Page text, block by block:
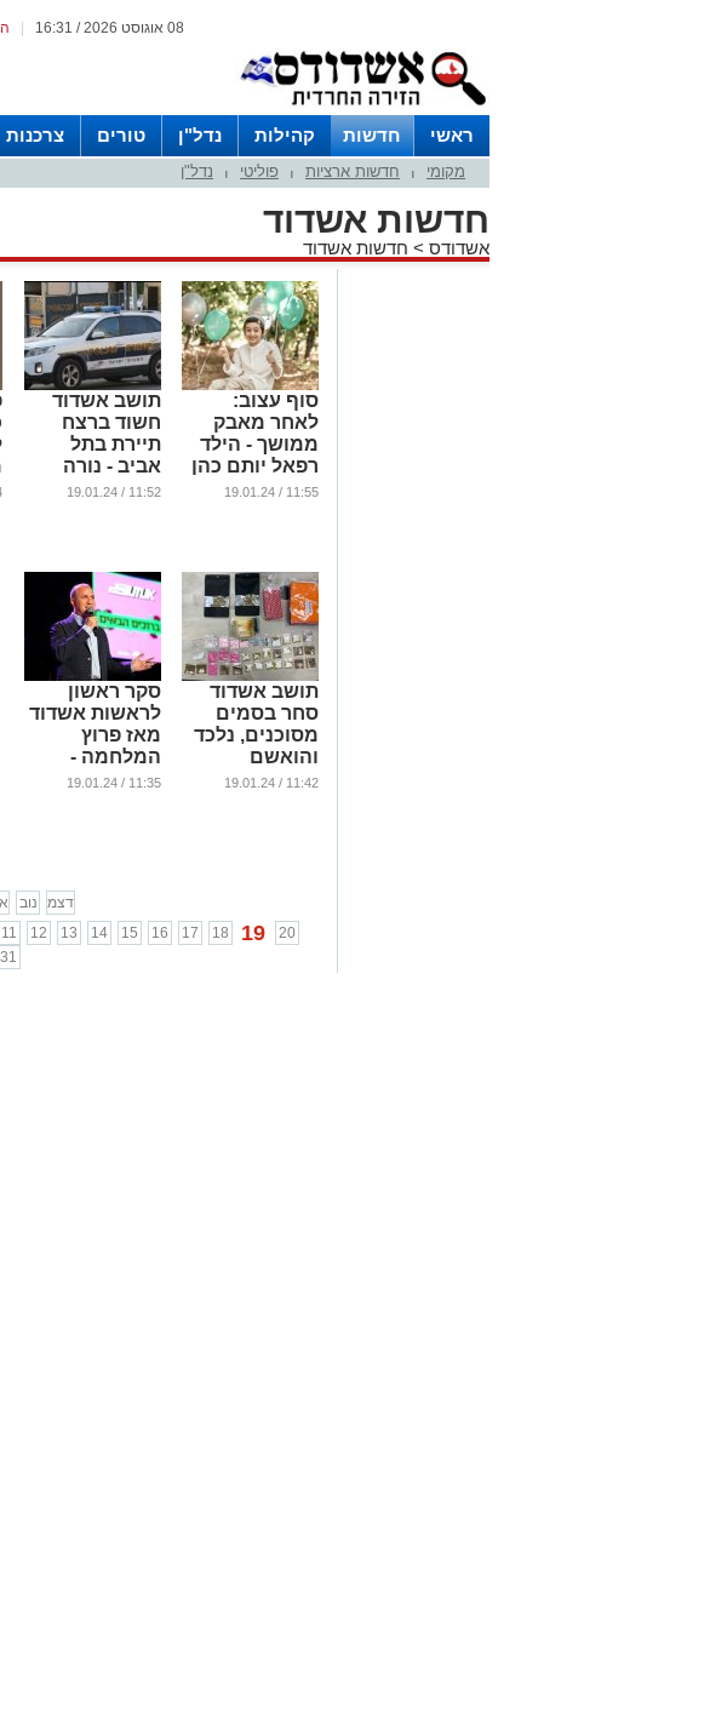
08 אוגוסט 2026 / 16:31
ראשי חדשות קהילות נדל"ן טורים צרכנות
מקומי חדשות ארציות פוליטי נדל"ן
חדשות אשדוד
אשדודס > חדשות אשדוד
סוף עצוב:
לאחר מאבק
ממושך - הילד
רפאל יותם כהן
בן 10 הלך
11:55 / 19.01.24
תושב אשדוד
חשוד ברצח
תיירת בתל
אביב - נורה
ונעצר בירושלים
11:52 / 19.01.24
תושב אשדוד
סחר בסמים
מסוכנים, נלכד
והואשם
...
11:42 / 19.01.24
סקר ראשון
לראשות אשדוד
מאז פרוץ
המלחמה -
והתוצאות
11:35 / 19.01.24
נוב
דצמ
11 12 13 14 15 16 17 18 19
20
31